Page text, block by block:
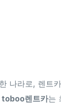
나라로, 렌트
toboo렌트카는